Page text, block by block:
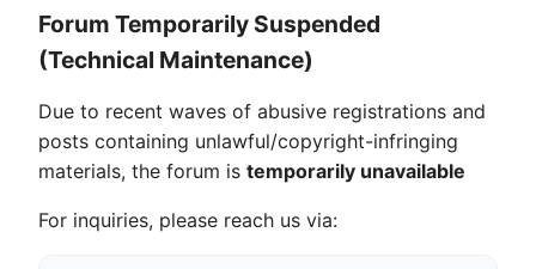
Forum Temporarily Suspended
(Technical Maintenance)
Due to recent waves of abusive registrations and
posts containing unlawful/copyright-infringing
materials, the forum is temporarily unavailable
For inquiries, please reach us via: